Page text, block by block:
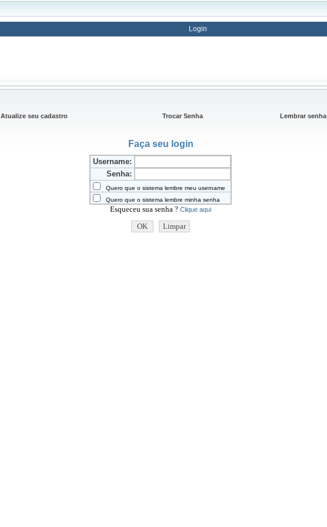
Login
Atualize seu cadastro Trocar Senha Lembrar senha
Faça seu login
Username:
Senha:
Quero que o sistema lembre meu username
Quero que o sistema lembre minha senha
Esqueceu sua senha ? Clique aqui